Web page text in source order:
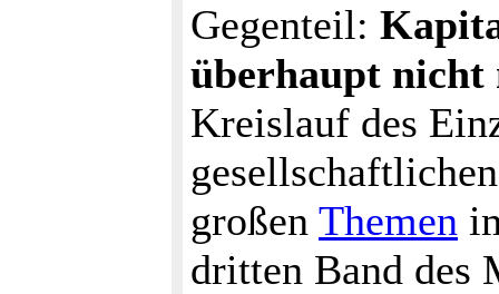
Gegenteil:
überhaupt nicht
Kreislauf des
großen Themen
dritten Band des